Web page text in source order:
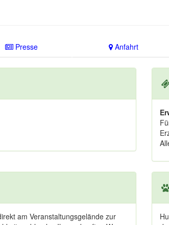
Presse Anfahrt
am Veranstaltungsgelände zur